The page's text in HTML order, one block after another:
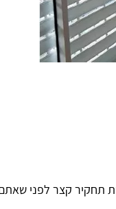
תחקיר קצר לפני